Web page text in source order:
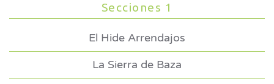
Secciones 1
El Hide Arrendajos
La Sierra de Baza